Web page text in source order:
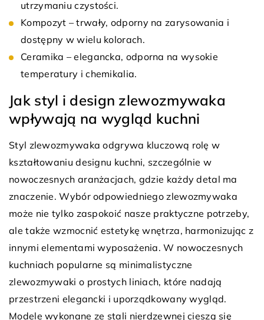
utrzymaniu czystości.
Kompozyt – trwały, odporny na zarysowania i
dostępny w wielu kolorach.
Ceramika – elegancka, odporna na wysokie
temperatury i chemikalia.
Jak styl i design zlewozmywaka
wpływają na wygląd kuchni
Styl zlewozmywaka odgrywa kluczową rolę w
kształtowaniu designu kuchni, szczególnie w
nowoczesnych aranżacjach, gdzie każdy detal ma
znaczenie. Wybór odpowiedniego zlewozmywaka
może nie tylko zaspokoić nasze praktyczne potrzeby,
ale także wzmocnić estetykę wnętrza, harmonizując z
innymi elementami wyposażenia. W nowoczesnych
kuchniach popularne są minimalistyczne
zlewozmywaki o prostych liniach, które nadają
przestrzeni elegancki i uporządkowany wygląd.
Modele wykonane ze stali nierdzewnej cieszą się